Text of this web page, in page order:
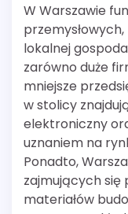
W Warszawie
lokalnej
zarówno duże
mniejsze
w stolicy
elektroniczny
uznaniem na
Ponadto,
zajmujących się
materiałów